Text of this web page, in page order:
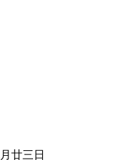
廿三日